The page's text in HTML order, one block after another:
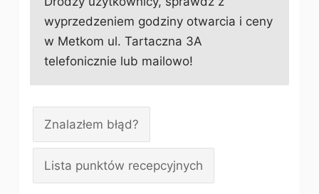
wyprzedzeniem godziny otwarcia i ceny
w Metkom ul. Tartaczna 3A
telefonicznie lub mailowo!
Znalazłem błąd?
Lista punktów recepcyjnych